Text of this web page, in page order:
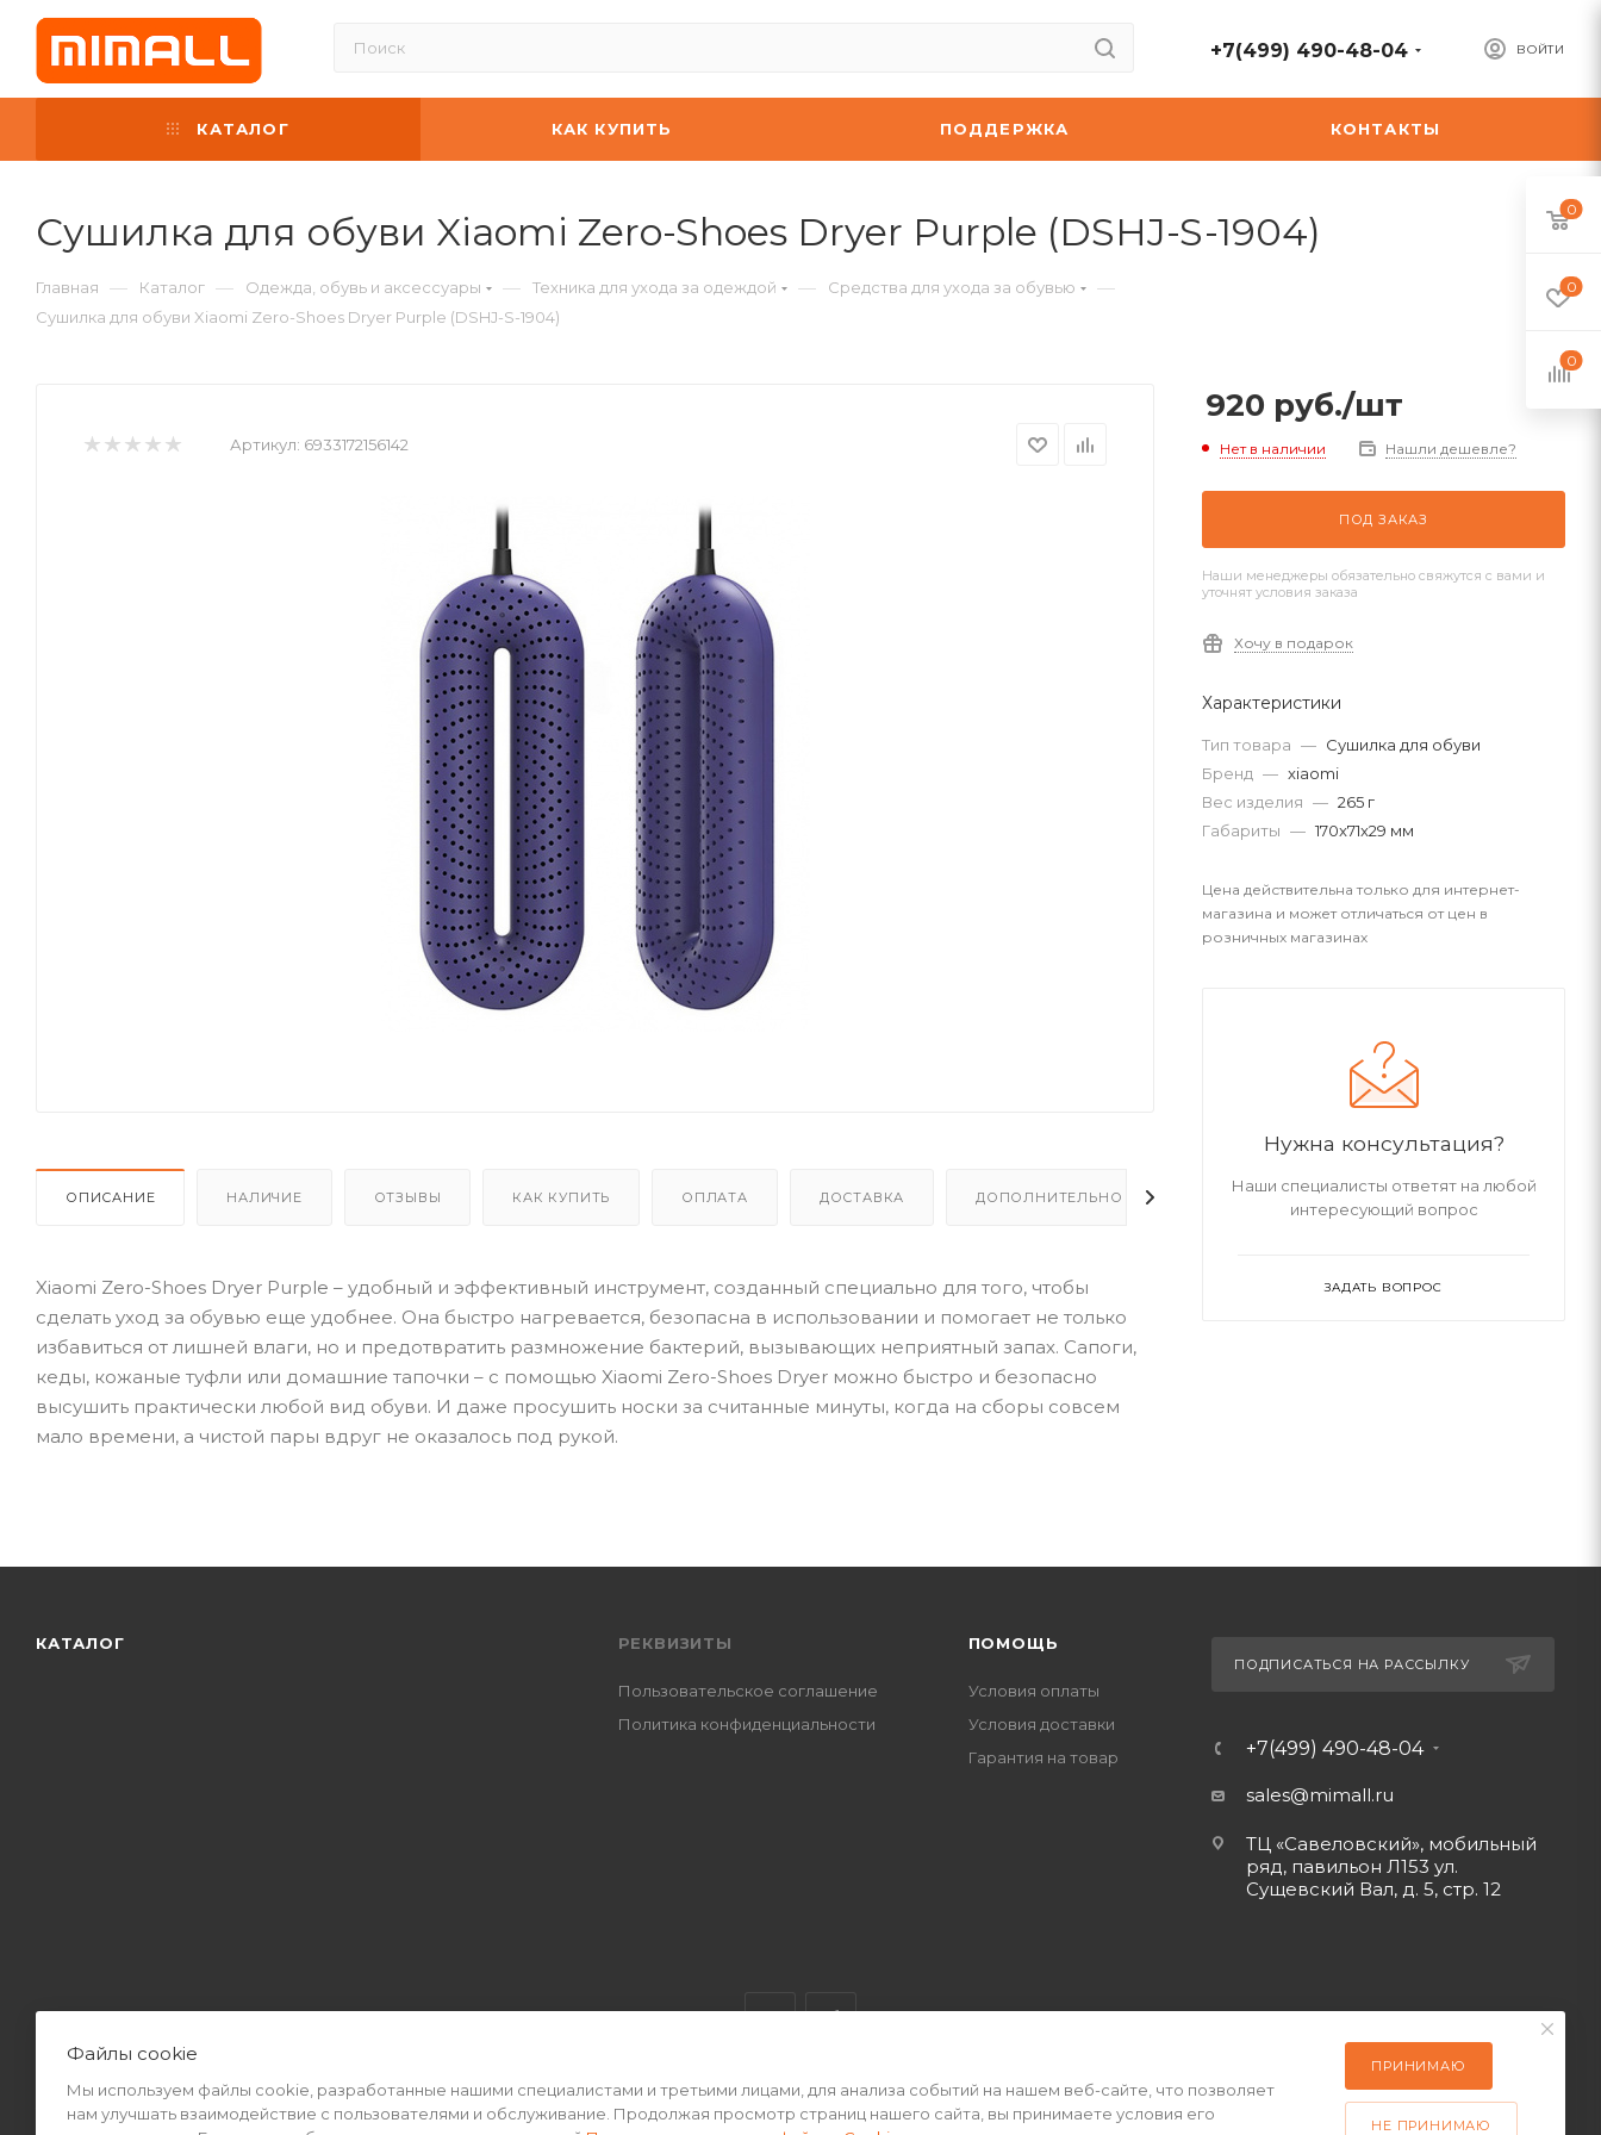
ВОЙТИ
+7(499) 490-48-04
КАТАЛОГ КАК КУПИТЬ ПОДДЕРЖКА КОНТАКТЫ
Сушилка для обуви Xiaomi Zero-Shoes Dryer Purple (DSHJ-S-1904)
Главная — Каталог — Одежда, обувь и аксессуары — Техника для ухода за одеждой — Средства для ухода за обувью —
Сушилка для обуви Xiaomi Zero-Shoes Dryer Purple (DSHJ-S-1904)
Артикул: 6933172156142
ОПИСАНИЕ НАЛИЧИЕ ОТЗЫВЫ КАК КУПИТЬ ОПЛАТА ДОСТАВКА ДОПОЛНИТЕЛЬНО
Xiaomi Zero-Shoes Dryer Purple – удобный и эффективный инструмент, созданный специально для того, чтобы
сделать уход за обувью еще удобнее. Она быстро нагревается, безопасна в использовании и помогает не только
избавиться от лишней влаги, но и предотвратить размножение бактерий, вызывающих неприятный запах. Сапоги,
кеды, кожаные туфли или домашние тапочки – с помощью Xiaomi Zero-Shoes Dryer можно быстро и безопасно
высушить практически любой вид обуви. И даже просушить носки за считанные минуты, когда на сборы совсем
мало времени, а чистой пары вдруг не оказалось под рукой.
920 руб./шт
Нет в наличии Нашли дешевле?
ПОД ЗАКАЗ
Наши менеджеры обязательно свяжутся с вами и
уточнят условия заказа
Хочу в подарок
Характеристики
Тип товара — Сушилка для обуви
Бренд — xiaomi
Вес изделия — 265 г
Габариты — 170x71x29 мм
Цена действительна только для интернет-
магазина и может отличаться от цен в
розничных магазинах
Нужна консультация?
Наши специалисты ответят на любой
интересующий вопрос
ЗАДАТЬ ВОПРОС
КАТАЛОГ РЕКВИЗИТЫ
Пользовательское соглашение
Политика конфиденциальности
ПОМОЩЬ
Условия оплаты
Условия доставки
Гарантия на товар
ПОДПИСАТЬСЯ НА РАССЫЛКУ
+7(499) 490-48-04
sales@mimall.ru
ТЦ «Савеловский», мобильный
ряд, павильон Л153 ул.
Сущевский Вал, д. 5, стр. 12
2026 © Интернет-магазин MiMall® • Не является публичной офертой • 2026 г.
0
0
0
Файлы cookie
Мы используем файлы cookie, разработанные нашими специалистами и третьими лицами, для анализа событий на нашем веб-сайте, что позволяет
нам улучшать взаимодействие с пользователями и обслуживание. Продолжая просмотр страниц нашего сайта, вы принимаете условия его
ПРИНИМАЮ
НЕ ПРИНИМАЮ